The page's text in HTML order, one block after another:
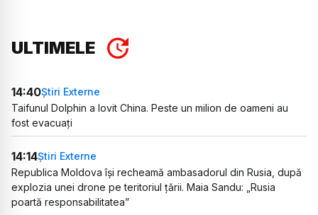
ULTIMELE
14:40Știri Externe
Taifunul Dolphin a lovit China. Peste un milion de oameni au
fost evacuați
14:14Știri Externe
Republica Moldova își recheamă ambasadorul din Rusia, după
explozia unei drone pe teritoriul țării. Maia Sandu: „Rusia
poartă responsabilitatea”